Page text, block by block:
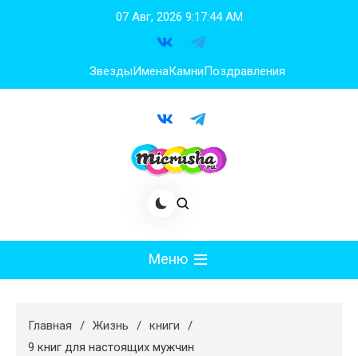
07 Авг, 2026 9:17:45 AM
ЗвездыИменаКамниПоздравления
Меню
Худеем
Главная Жизнь
книги
9 книг для настоящих мужчин